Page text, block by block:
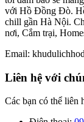
với Hồ Đồng Đò.
chill gần Hà Nội.
nơi, Cắm trại,
Email:
Liên hệ với
Các bạn có thể liên